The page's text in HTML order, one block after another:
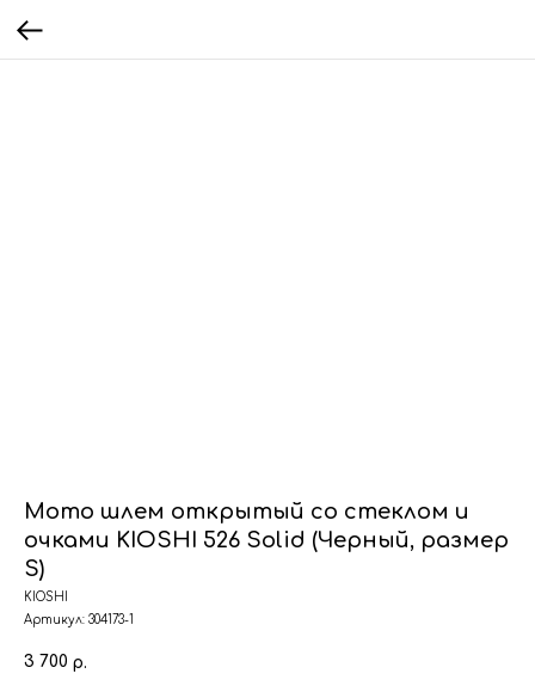
Мото шлем открытый со стеклом и
очками KIOSHI 526 Solid (Черный, размер
S)
KIOSHI
Артикул: 304173-1
3 700 р.